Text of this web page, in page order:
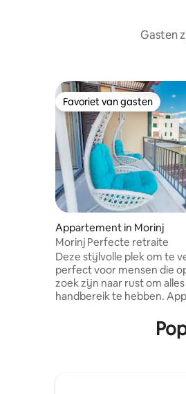
Gasten
Favoriet van gasten
Favoriet van gasten
Appartement in Morinj
Morinj Perfecte retraite
Deze stijlvolle plek om te
perfect voor mensen die
zoek zijn naar rust om
handbereik te hebben.
nodig hebt voor een
verblijf, een prachtig